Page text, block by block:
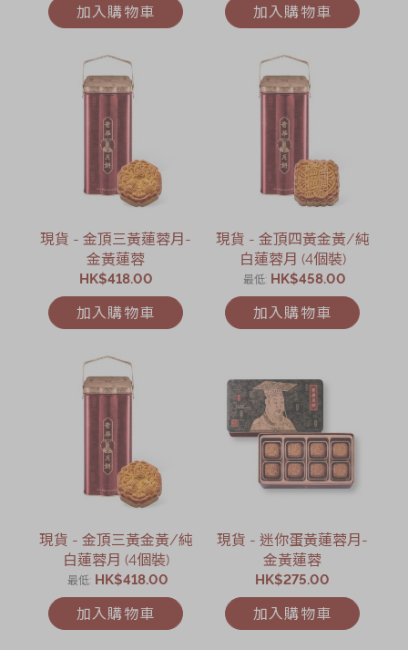
加入購物車 加入購物車
現貨 - 金頂三黃蓮蓉月-
金黃蓮蓉
HK$418.00
加入購物車
現貨 - 金頂四黃金黃/純
白蓮蓉月 (4個裝)
最低 HK$458.00
加入購物車
現貨 - 金頂三黃金黃/純
白蓮蓉月 (4個裝)
最低 HK$418.00
加入購物車
現貨 - 迷你蛋黃蓮蓉月-
金黃蓮蓉
HK$275.00
加入購物車